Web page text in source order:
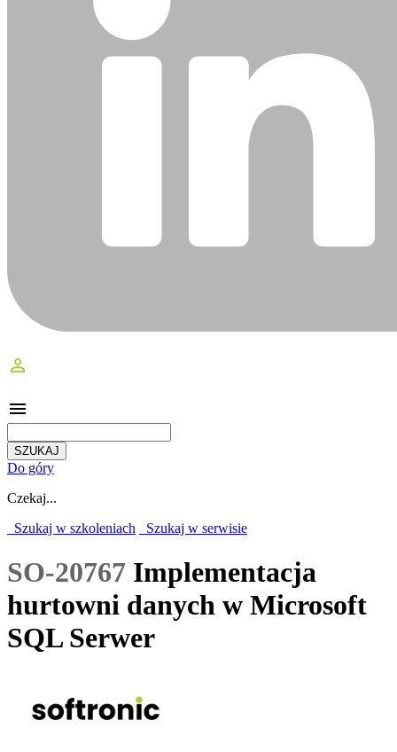
perm_identity
menu
Do góry
Czekaj...
Szukaj w szkoleniach
Szukaj w serwisie
SO-20767 Implementacja
hurtowni danych w Microsoft
SQL Serwer